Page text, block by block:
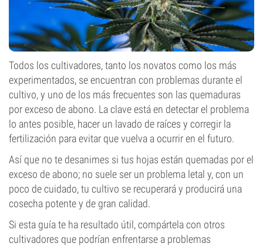
Todos los cultivadores, tanto los novatos como los más
experimentados, se encuentran con problemas durante el
cultivo, y uno de los más frecuentes son las quemaduras
por exceso de abono. La clave está en detectar el problema
lo antes posible, hacer un lavado de raíces y corregir la
fertilización para evitar que vuelva a ocurrir en el futuro.
Así que no te desanimes si tus hojas están quemadas por el
exceso de abono; no suele ser un problema letal y, con un
poco de cuidado, tu cultivo se recuperará y producirá una
cosecha potente y de gran calidad.
Si esta guía te ha resultado útil, compártela con otros
cultivadores que podrían enfrentarse a problemas